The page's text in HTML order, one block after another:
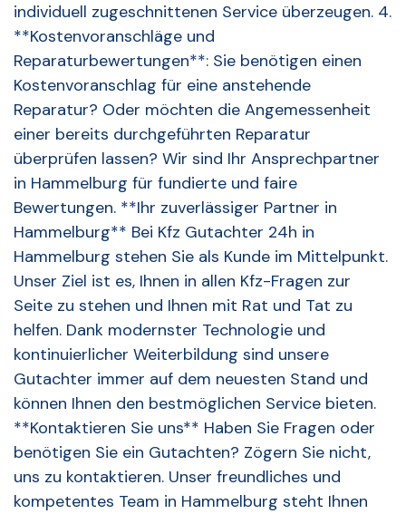
individuell zugeschnittenen Service überzeugen. 4.
**Kostenvoranschläge und
Reparaturbewertungen**: Sie benötigen einen
Kostenvoranschlag für eine anstehende
Reparatur? Oder möchten die Angemessenheit
einer bereits durchgeführten Reparatur
überprüfen lassen? Wir sind Ihr Ansprechpartner
in Hammelburg für fundierte und faire
Bewertungen. **Ihr zuverlässiger Partner in
Hammelburg** Bei Kfz Gutachter 24h in
Hammelburg stehen Sie als Kunde im Mittelpunkt.
Unser Ziel ist es, Ihnen in allen Kfz-Fragen zur
Seite zu stehen und Ihnen mit Rat und Tat zu
helfen. Dank modernster Technologie und
kontinuierlicher Weiterbildung sind unsere
Gutachter immer auf dem neuesten Stand und
können Ihnen den bestmöglichen Service bieten.
**Kontaktieren Sie uns** Haben Sie Fragen oder
benötigen Sie ein Gutachten? Zögern Sie nicht,
uns zu kontaktieren. Unser freundliches und
kompetentes Team in Hammelburg steht Ihnen